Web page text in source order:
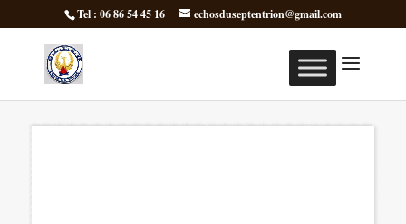
Tel : 06 86 54 45 16 echosduseptentrion@gmail.com